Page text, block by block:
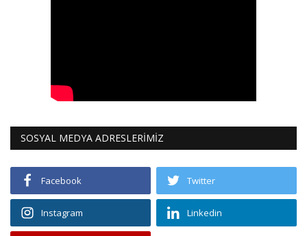
SOSYAL MEDYA ADRESLERİMİZ
Facebook Twitter
Instagram Linkedin